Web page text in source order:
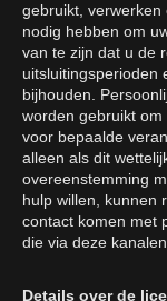
gebruikt,
nodig hebben om
van te zijn dat u de
uitsluitingsperioden
bijhouden.
worden gebruikt
voor bepaalde
alleen als dit
overeenstemming
hulp willen, kunnen
contact komen met
die via deze
Details over de